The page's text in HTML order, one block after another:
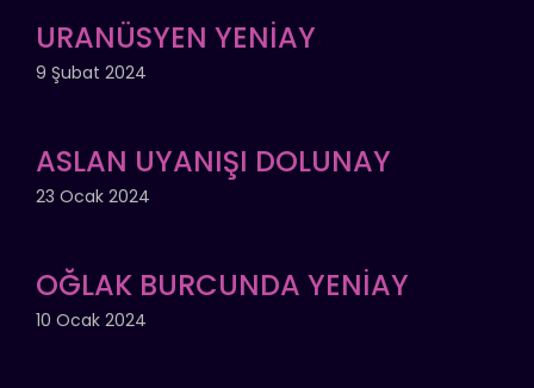
URANÜSYEN YENİAY
9 Şubat 2024
ASLAN UYANIŞI DOLUNAY
23 Ocak 2024
OĞLAK BURCUNDA YENİAY
10 Ocak 2024